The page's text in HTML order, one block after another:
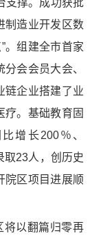
支撑。成功获批
制造业开发区数
。组建全市首家
会会员大会、
链企业搭建了业
疗。基础教育固
增长200％、
取23人，创历史
院区项目进展顺
以翻篇归零再